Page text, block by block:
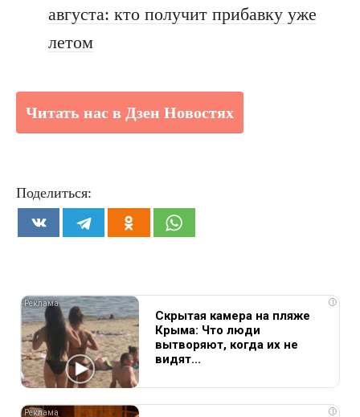
августа: кто получит прибавку уже
летом
Читать нас в Дзен Новостях
Поделиться:
i
Скрытая камера на пляже
Крыма: Что люди
вытворяют, когда их не
видят...
i